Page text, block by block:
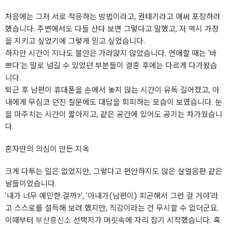
처음에는 그저 서로 적응하는 방법이라고, 권태기라고 애써 포장하려
했습니다. 주변에서도 다들 산다 보면 그렇다고 말했고, 저 역시 가정
을 지키고 싶었기에 그렇게 믿고 싶었습니다.
하지만 시간이 지나도 불안은 가라앉지 않았습니다. 연애할 때는 '바
쁘다'는 말로 넘길 수 있었던 부분들이 결혼 후에는 다르게 다가왔습
니다.
퇴근 후 남편이 휴대폰을 손에서 놓지 않는 시간이 유독 길어졌고, 아
내에게 무심코 던진 질문에도 대답을 회피하는 모습이 보였습니다. 눈
을 마주치는 시간이 짧아지고, 같은 공간에 있어도 공기는 차가웠습니
다.
혼자만의 의심이 만든 지옥
크게 다투는 일은 없었지만, 그렇다고 편안하지도 않은 살얼음판 같은
날들이었습니다.
'내가 너무 예민한 걸까?', '아내가(남편이) 피곤해서 그런 걸 거야'라
고 스스로를 설득해 보려 했지만, 직감이라는 건 무시할 수 없더군요.
이때부터 부산흥신소 선택지가 머릿속에 자리 잡기 시작했습니다. 혹